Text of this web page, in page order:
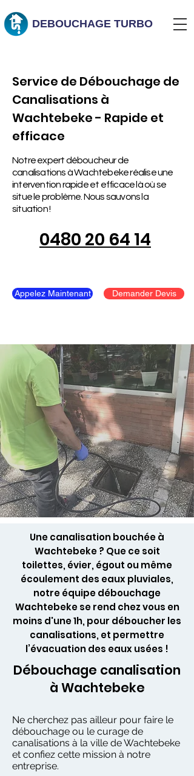
DEBOUCHAGE TURBO
Service de Débouchage de
Canalisations à
Wachtebeke - Rapide et
efficace
Notre expert déboucheur de
canalisations à Wachtebeke réalise une
intervention rapide et efficace là où se
situe le problème. Nous sauvons la
situation !
0480 20 64 14
Appelez Maintenant Demander Devis
Une canalisation bouchée à
Wachtebeke ? Que ce soit
toilettes, évier, égout ou même
écoulement des eaux pluviales,
notre équipe débouchage
Wachtebeke se rend chez vous en
moins d'une 1h, pour déboucher les
canalisations, et permettre
l’évacuation des eaux usées !
Débouchage canalisation
à Wachtebeke
Ne cherchez pas ailleur pour faire le
débouchage ou le curage de
canalisations à la ville de Wachtebeke
et confiez cette mission à notre
entreprise.